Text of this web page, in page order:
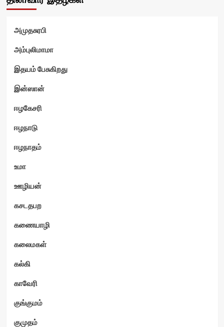
அமுதசுரபி
அம்புலிமாமா
இதயம் பேசுகிறது
இன்ஸான்
ஈழகேசரி
ஈழநாடு
ஈழநாதம்
உமா
ஊழியன்
கசடதபற
கணையாழி
கலைமகள்
கல்கி
காவேரி
குங்குமம்
குமுதம்